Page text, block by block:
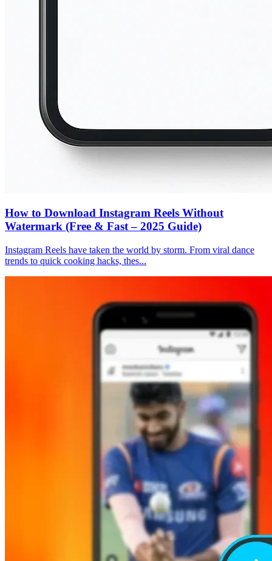
How to Download Instagram Reels Without
Watermark (Free & Fast – 2025 Guide)
Instagram Reels have taken the world by storm. From viral dance
trends to quick cooking hacks, thes...